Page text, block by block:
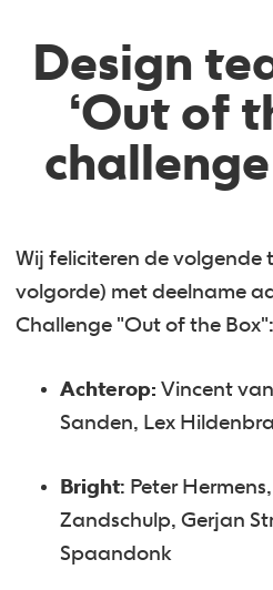
Design
‘Out of
Wij feliciteren de volgende
volgorde) met deelname
Challenge "Out of the Box":
Achterop: Vincent
Sanden, Lex
Bright: Peter
Zandschulp, Gerjan
Spaandonk